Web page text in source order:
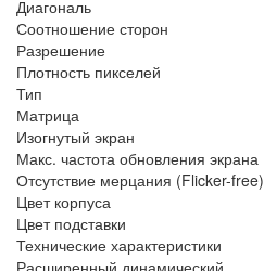
Диагональ
Соотношение сторон
Разрешение
Плотность пикселей
Тип
Матрица
Изогнутый экран
Макс. частота обновления экрана
Отсутствие мерцания (Flicker-free)
Цвет корпуса
Цвет подставки
Технические характеристики
Расширенный динамический